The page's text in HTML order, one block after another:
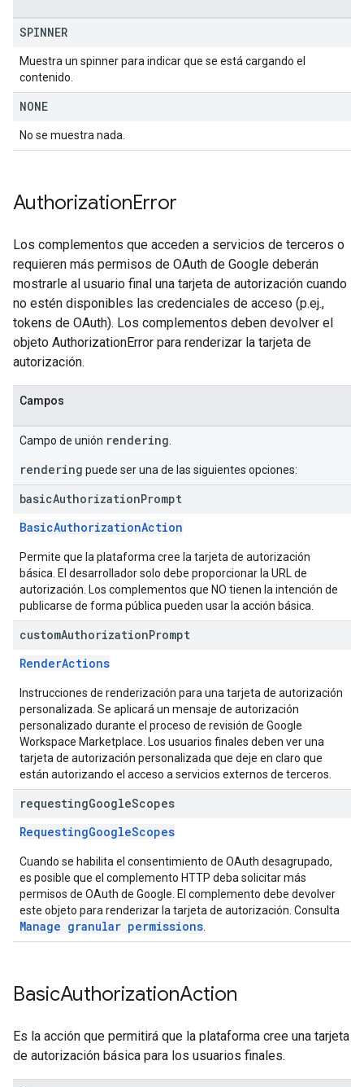
SPINNER
Muestra un spinner para indicar que se está cargando el
contenido.
NONE
No se muestra nada.
AuthorizationError
Los complementos que acceden a servicios de terceros o
requieren más permisos de OAuth de Google deberán
mostrarle al usuario final una tarjeta de autorización cuando
no estén disponibles las credenciales de acceso (p.ej.,
tokens de OAuth). Los complementos deben devolver el
objeto AuthorizationError para renderizar la tarjeta de
autorización.
Campos
Campo de unión rendering
rendering puede ser una de las siguientes opciones:
basicAuthorizationPrompt
BasicAuthorizationAction
Permite que la plataforma cree la tarjeta de autorización
básica. El desarrollador solo debe proporcionar la URL de
autorización. Los complementos que NO tienen la intención de
publicarse de forma pública pueden usar la acción básica.
customAuthorizationPrompt
RenderActions
Instrucciones de renderización para una tarjeta de autorización
personalizada. Se aplicará un mensaje de autorización
personalizado durante el proceso de revisión de Google
Workspace Marketplace. Los usuarios finales deben ver una
tarjeta de autorización personalizada que deje en claro que
están autorizando el acceso a servicios externos de terceros.
requestingGoogleScopes
RequestingGoogleScopes
Cuando se habilita el consentimiento de OAuth desagrupado,
es posible que el complemento HTTP deba solicitar más
permisos de OAuth de Google. El complemento debe devolver
este objeto para renderizar la tarjeta de autorización. Consulta
Manage granular permissions
BasicAuthorizationAction
Es la acción que permitirá que la plataforma cree una tarjeta
de autorización básica para los usuarios finales.